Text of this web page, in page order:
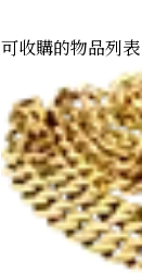
可收購的物品列表